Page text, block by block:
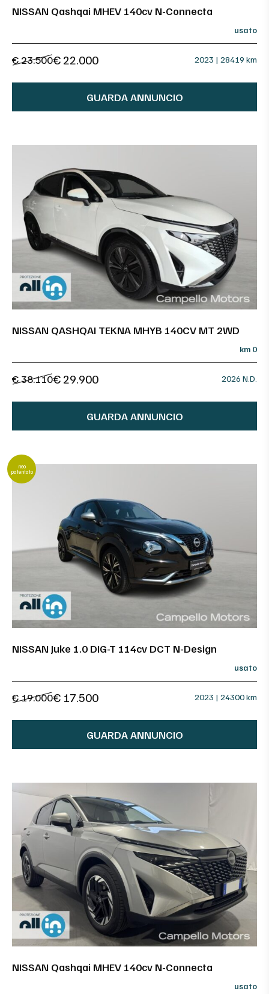
NISSAN Qashqai MHEV 140cv N-Connecta
usato
€ 23.500€ 22.000 2023 | 28419 km
GUARDA ANNUNCIO
NISSAN QASHQAI TEKNA MHYB 140CV MT 2WD
km 0
€ 38.110€ 29.900 2026 N.D.
GUARDA ANNUNCIO
NISSAN Juke 1.0 DIG-T 114cv DCT N-Design
usato
€ 19.000€ 17.500 2023 | 24300 km
GUARDA ANNUNCIO
neo
patentato
NISSAN Qashqai MHEV 140cv N-Connecta
usato